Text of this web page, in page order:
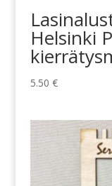
Helsinki
5.50 €